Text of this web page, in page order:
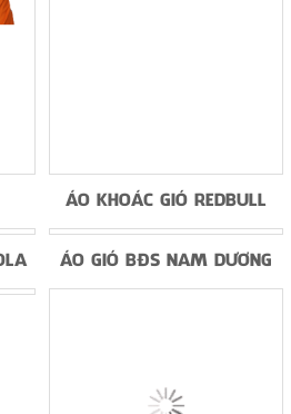
ÁO KHOÁC GIÓ REDBULL
ÁO GIÓ BĐS NAM DƯƠNG